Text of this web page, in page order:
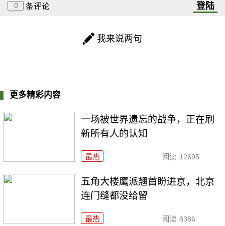
0 条评论 登陆
我来说两句
更多精彩内容
一场被世界遗忘的战争，正在刷
新所有人的认知
最热 阅读 12695
五角大楼鹰派翘首盼进京，北京
连门缝都没给留
最热 阅读 8386